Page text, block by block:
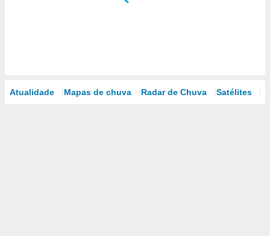
Atualidade Mapas de chuva Radar de Chuva Satélites